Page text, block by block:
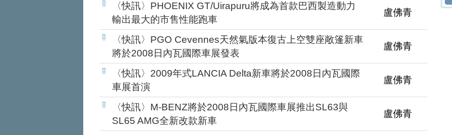
〈快訊〉PHOENIX GT/Uirapuru將成為首款巴西製造動力
輸出最大的市售性能跑車
盧佛青
〈快訊〉PGO Cevennes天然氣版本復古上空雙座敞篷新車
將於2008日內瓦國際車展發表
盧佛青
〈快訊〉2009年式LANCIA Delta新車將於2008日內瓦國際
車展首演
盧佛青
〈快訊〉M-BENZ將於2008日內瓦國際車展推出SL63與
SL65 AMG全新改款新車
盧佛青